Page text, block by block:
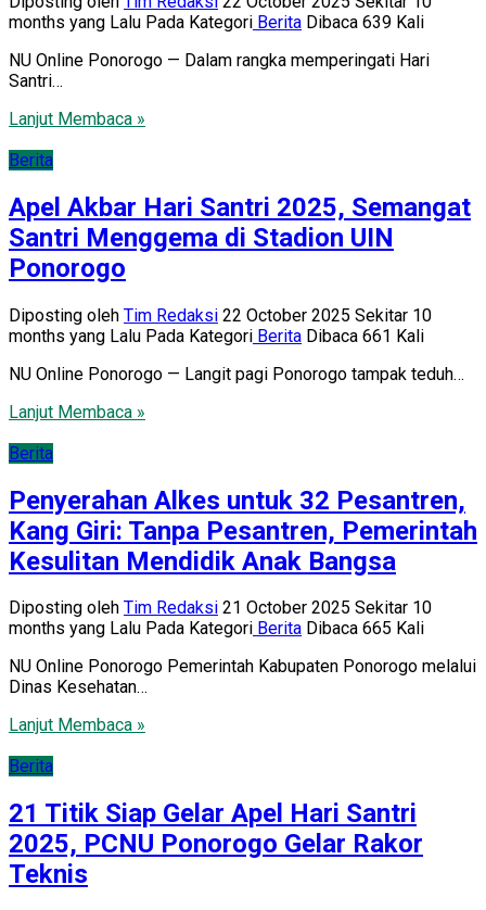
months yang Lalu Pada Kategori Berita Dibaca 639 Kali
NU Online Ponorogo — Dalam rangka memperingati Hari
Santri…
Lanjut Membaca »
Berita
Apel Akbar Hari Santri 2025, Semangat
Santri Menggema di Stadion UIN
Ponorogo
Diposting oleh Tim Redaksi 22 October 2025 Sekitar 10
months yang Lalu Pada Kategori Berita Dibaca 661 Kali
NU Online Ponorogo — Langit pagi Ponorogo tampak teduh…
Lanjut Membaca »
Berita
Penyerahan Alkes untuk 32 Pesantren,
Kang Giri: Tanpa Pesantren, Pemerintah
Kesulitan Mendidik Anak Bangsa
Diposting oleh Tim Redaksi 21 October 2025 Sekitar 10
months yang Lalu Pada Kategori Berita Dibaca 665 Kali
NU Online Ponorogo Pemerintah Kabupaten Ponorogo melalui
Dinas Kesehatan…
Lanjut Membaca »
Berita
21 Titik Siap Gelar Apel Hari Santri
2025, PCNU Ponorogo Gelar Rakor
Teknis